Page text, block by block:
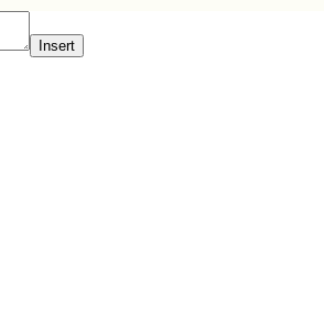
Insert